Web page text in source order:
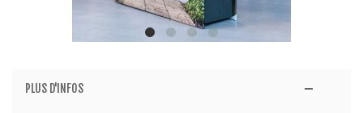
PLUS D'INFOS